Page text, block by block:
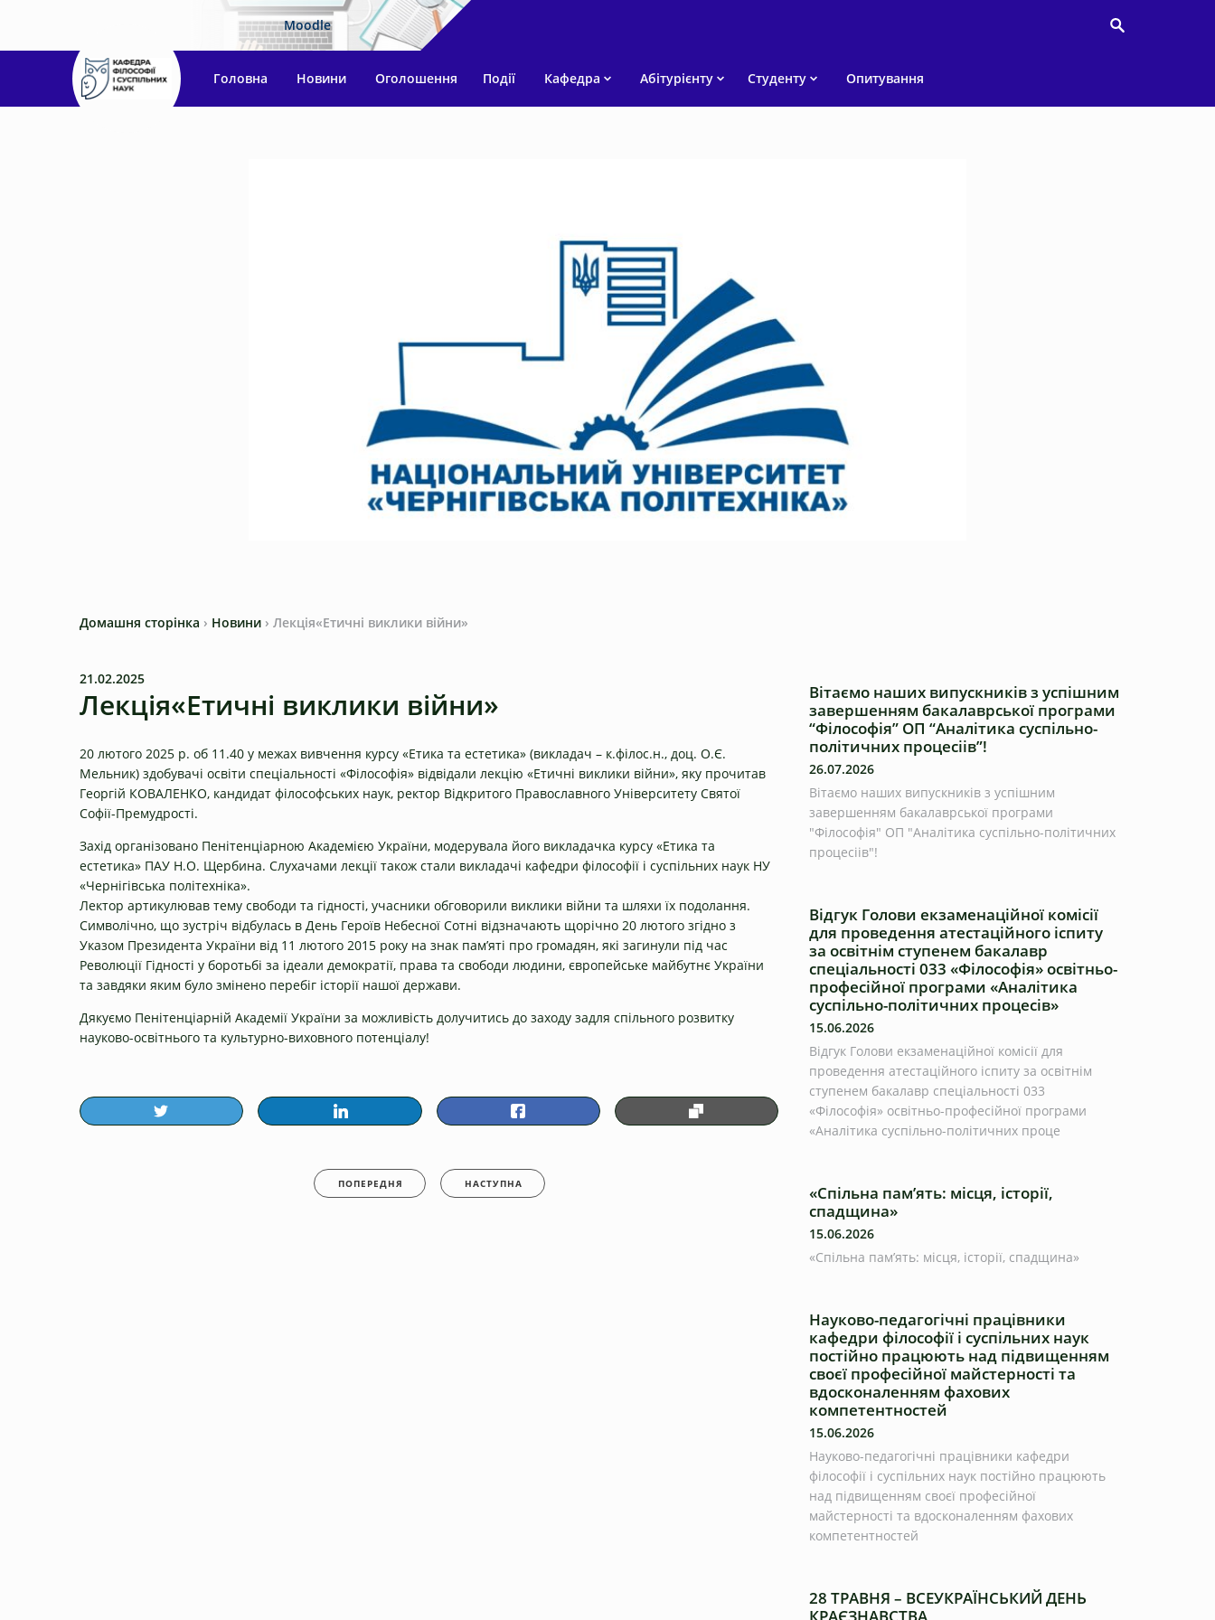
Moodle
Головна Новини Оголошення Події Кафедра Абітурієнту Студенту Опитування
Домашня сторінка › Новини › Лекція«Етичні виклики війни»
21.02.2025
Лекція«Етичні виклики війни»
20 лютого 2025 р. об 11.40 у межах вивчення курсу «Етика та естетика» (викладач – к.філос.н., доц. О.Є.
Мельник) здобувачі освіти спеціальності «Філософія» відвідали лекцію «Етичні виклики війни», яку прочитав
Георгій КОВАЛЕНКО, кандидат філософських наук, ректор Відкритого Православного Університету Святої
Софії-Премудрості.
Захід організовано Пенітенціарною Академією України, модерувала його викладачка курсу «Етика та
естетика» ПАУ Н.О. Щербина. Слухачами лекції також стали викладачі кафедри філософії і суспільних наук НУ
«Чернігівська політехніка».
Лектор артикулював тему свободи та гідності, учасники обговорили виклики війни та шляхи їх подолання.
Символічно, що зустріч відбулась в День Героїв Небесної Сотні відзначають щорічно 20 лютого згідно з
Указом Президента України від 11 лютого 2015 року на знак пам’яті про громадян, які загинули під час
Революції Гідності у боротьбі за ідеали демократії, права та свободи людини, європейське майбутнє України
та завдяки яким було змінено перебіг історії нашої держави.
Дякуємо Пенітенціарній Академії України за можливість долучитись до заходу задля спільного розвитку
науково-освітнього та культурно-виховного потенціалу!
ПОПЕРЕДНЯ НАСТУПНА
Вітаємо наших випускників з успішним
завершенням бакалаврської програми
“Філософія” ОП “Аналітика суспільно-
політичних процесіів”!
26.07.2026
Вітаємо наших випускників з успішним
завершенням бакалаврської програми
"Філософія" ОП "Аналітика суспільно-політичних
процесіів"!
Відгук Голови екзаменаційної комісії
для проведення атестаційного іспиту
за освітнім ступенем бакалавр
спеціальності 033 «Філософія» освітньо-
професійної програми «Аналітика
суспільно-політичних процесів»
15.06.2026
Відгук Голови екзаменаційної комісії для
проведення атестаційного іспиту за освітнім
ступенем бакалавр спеціальності 033
«Філософія» освітньо-професійної програми
«Аналітика суспільно-політичних проце
«Спільна пам’ять: місця, історії,
спадщина»
15.06.2026
«Спільна пам’ять: місця, історії, спадщина»
Науково-педагогічні працівники
кафедри філософії і суспільних наук
постійно працюють над підвищенням
своєї професійної майстерності та
вдосконаленням фахових
компетентностей
15.06.2026
Науково-педагогічні працівники кафедри
філософії і суспільних наук постійно працюють
над підвищенням своєї професійної
майстерності та вдосконаленням фахових
компетентностей
28 ТРАВНЯ – ВСЕУКРАЇНСЬКИЙ ДЕНЬ